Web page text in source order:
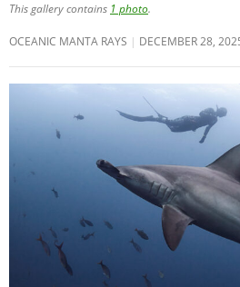
This gallery contains 1 photo.
OCEANIC MANTA RAYS DECEMBER 28,